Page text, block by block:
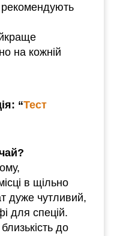
на кожній
“Тест
в щільно
дуже чутливий,
для спецій.
до